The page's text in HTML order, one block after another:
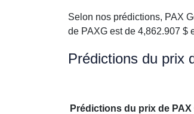
Selon nos prédictions, PAX
de PAXG est de 4,862.907 $
Prédictions du prix
Prédictions du prix de